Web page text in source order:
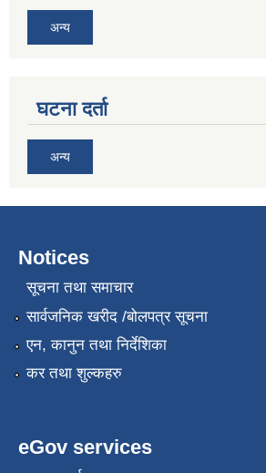
अन्य
घटना दर्ता
अन्य
Notices
सूचना तथा समाचार
सार्वजनिक खरीद /बोलपत्र सूचना
एन, कानुन तथा निर्देशिका
कर तथा शुल्कहरु
eGov services